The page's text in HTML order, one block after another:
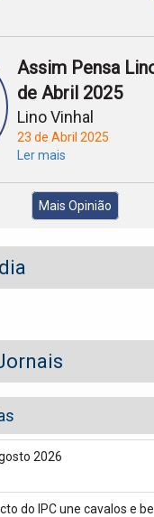
Assim Pensa
de Abril 2025
Lino Vinhal
23 de Abril 2025
Ler mais
Mais Opinião
2026
do IPC une cavalos e